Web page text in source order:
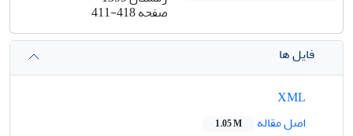
صفحه411-418
فایل ها
اصل مقاله
1.05 M